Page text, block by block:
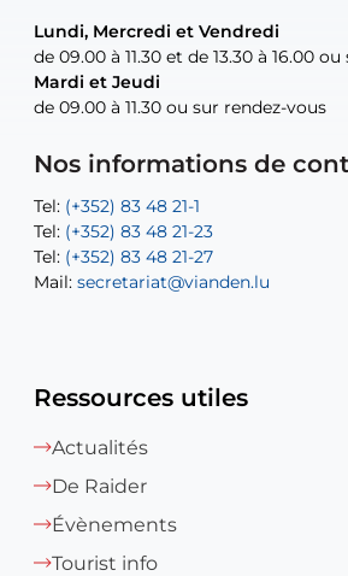
Lundi, Mercredi et Vendredi
de 09.00 à 11.30 et de 13.30 à 16.00
Mardi et Jeudi
de 09.00 à 11.30 ou sur rendez-vous
Nos informations de
Tel: (+352) 83 48 21-1
Tel: (+352) 83 48 21-23
Tel: (+352) 83 48 21-27
Mail: secretariat@vianden.lu
Lundi, Mercredi et Vendredi
de 09.00 à 11.30 et de 13.30 à 16.00
Mardi et Jeudi
de 09.00 à 11.30 ou sur rendez-vous
Tel: (+352) 83 48 21-20
Tel: (+352) 83 48 21-22
Mail:sofia.carvalho@vianden.lu
Mail: diane.storn@vianden.lu
uniquement sur rendez-vous
Mail:recette@vianden.lu
uniquement sur rendez-vous
Tel:(+352) 83 48 21-31
uniquement sur rendez-vous
Tel:Permanence (Fuite d’eau) : 83 48
Ressources utiles
Actualités
De Raider
Évènements
Tourist info